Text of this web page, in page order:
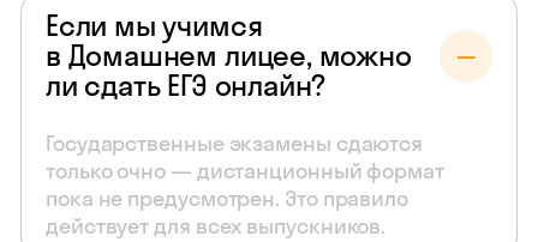
Если мы учимся
в Домашнем лицее, можно
ли сдать ЕГЭ онлайн?
Государственные экзамены сдаются
только очно — дистанционный формат
пока не предусмотрен. Это правило
действует для всех выпускников.